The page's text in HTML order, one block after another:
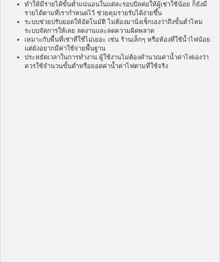
ทำให้มีรายได้ขั้นต่ำแน่นอนในแต่ละรอบบิลต่อให้ผู้เช่าใช้น้อย ก็ยังมี
รายได้ตามที่เรากำหนดไว้ ช่วยคุมรายรับได้ง่ายขึ้น
ระบบช่วยปรับยอดให้อัตโนมัติ ไม่ต้องมานั่งเช็กเองว่าถึงขั้นต่ำไหม
ระบบจัดการให้เลย ลดงานและลดความผิดพลาด
เหมาะกับพื้นที่เช่าที่ใช้ไม่เยอะ เช่น ร้านเล็กๆ หรือห้องที่ใช้น้ำไฟน้อย
แต่ยังอยากมีค่าใช้จ่ายพื้นฐาน
ประหยัดเวลาในการทำงาน ผู้ใช้งานไม่ต้องคำนวณค่าน้ำค่าไฟเองว่า
ควรใช้จำนวนขั้นต่ำหรือยอดค่าน้ำค่าไฟตามที่ใช้จริง